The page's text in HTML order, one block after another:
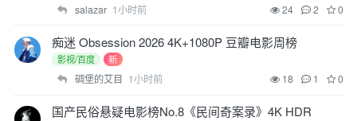
salazar 1小时前 24 2 0
痴迷 Obsession 2026 4K+1080P 豆瓣电影周榜
影视/百度 新
碉堡的艾目 1小时前 18 1 0
国产民俗悬疑电影榜No.8《民间奇案录》4K HDR